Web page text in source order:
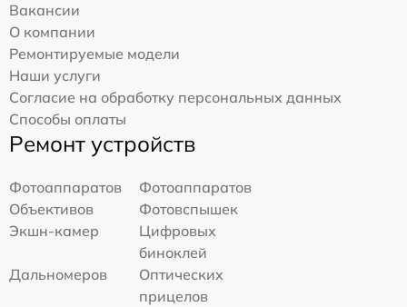
Вакансии
О компании
Ремонтируемые модели
Наши услуги
Согласие на обработку персональных данных
Способы оплаты
Ремонт устройств
Фотоаппаратов
Фотоаппаратов
Объективов
Фотовспышек
Экшн-камер
Цифровых
биноклей
Дальномеров
Оптических
прицелов